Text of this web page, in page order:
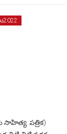
సాహిత్య పత్రిక)